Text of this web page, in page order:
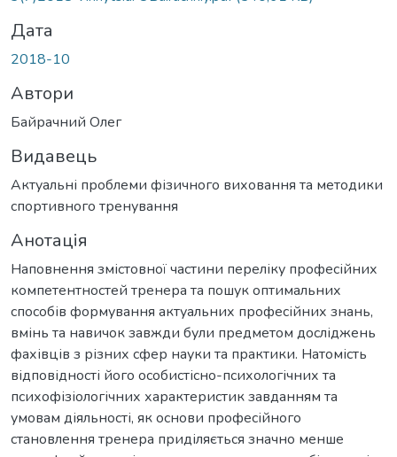
Дата
2018-10
Автори
Байрачний Олег
Видавець
Актуальні проблеми фізичного виховання та методики
спортивного тренування
Анотація
Наповнення змістовної частини переліку професійних
компетентностей тренера та пошук оптимальних
способів формування актуальних професійних знань,
вмінь та навичок завжди були предметом досліджень
фахівців з різних сфер науки та практики. Натомість
відповідності його особистісно-психологічних та
психофізіологічних характеристик завданням та
умовам діяльності, як основи професійного
становлення тренера приділяється значно менше